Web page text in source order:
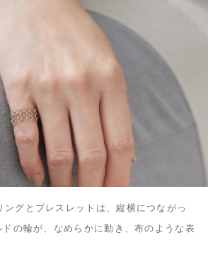
ングとブレスレットは、縦横につながっ
の輪が、なめらかに動き、布のような表